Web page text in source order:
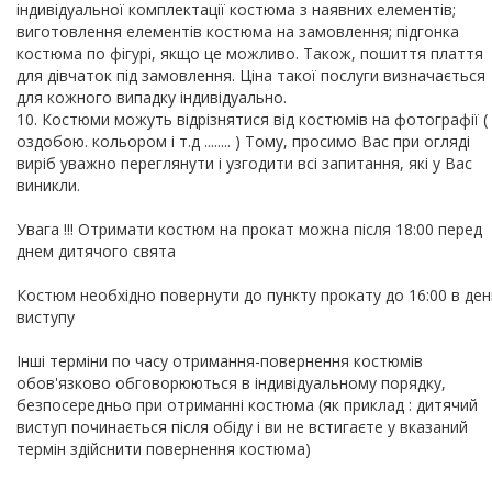
індивідуальної комплектації костюма з наявних елементів;
виготовлення елементів костюма на замовлення; підгонка
костюма по фігурі, якщо це можливо. Також, пошиття плаття
для дівчаток під замовлення. Ціна такої послуги визначається
для кожного випадку індивідуально.
10. Костюми можуть відрізнятися від костюмів на фотографії (
оздобою. кольором і т.д ........ ) Тому, просимо Вас при огляді
виріб уважно переглянути і узгодити всі запитання, які у Вас
виникли.
Увага !!! Отримати костюм на прокат можна після 18:00 перед
днем дитячого свята
Костюм необхідно повернути до пункту прокату до 16:00 в
виступу
Інші терміни по часу отримання-повернення костюмів
обов'язково обговорюються в індивідуальному порядку,
безпосередньо при отриманні костюма (як приклад : дитячий
виступ починається після обіду і ви не встигаєте у вказаний
термін здійснити повернення костюма)